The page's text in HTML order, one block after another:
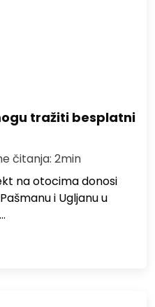
tražiti besplatni
čitanja: 2min
na otocima donosi
i Ugljanu u